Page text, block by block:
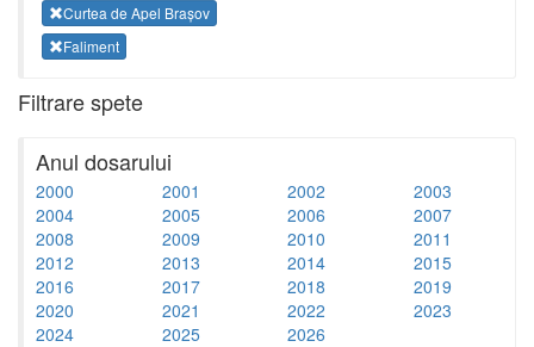
Curtea de Apel Brașov
Faliment
Filtrare spete
Anul dosarului
2000 2001 2002
2003
2004
2005 2006
2007
2008
2009 2010
2011
2012
2013 2014
2015
2016
2017 2018
2019
2020
2021 2022
2023
2024
2025 2026